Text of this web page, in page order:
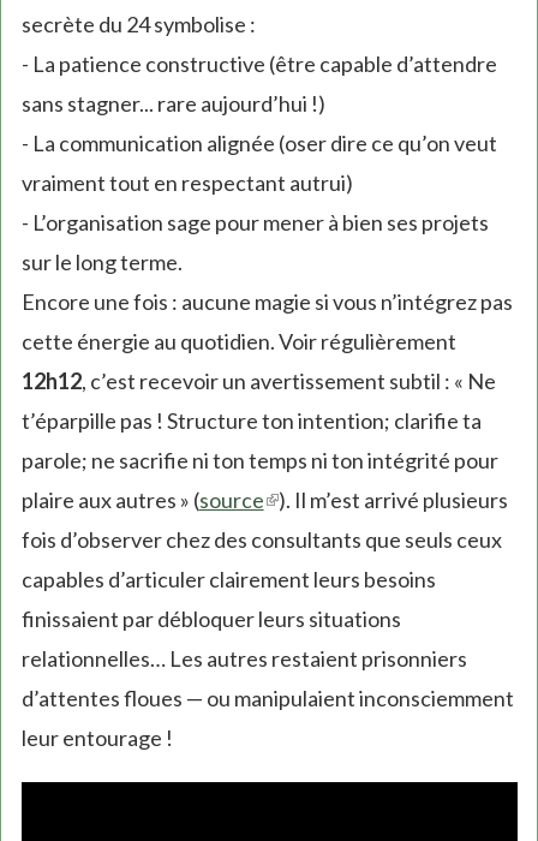
secrète du 24 symbolise :
- La patience constructive (être capable d’attendre
sans stagner... rare aujourd’hui !)
- La communication alignée (oser dire ce qu’on veut
vraiment tout en respectant autrui)
- L’organisation sage pour mener à bien ses projets
sur le long terme.
Encore une fois : aucune magie si vous n’intégrez pas
cette énergie au quotidien. Voir régulièrement
12h12, c’est recevoir un avertissement subtil : « Ne
t’éparpille pas ! Structure ton intention; clarifie ta
parole; ne sacrifie ni ton temps ni ton intégrité pour
plaire aux autres » (source(link
is
external)
). Il m’est arrivé plusieurs
fois d’observer chez des consultants que seuls ceux
capables d’articuler clairement leurs besoins
finissaient par débloquer leurs situations
relationnelles… Les autres restaient prisonniers
d’attentes floues — ou manipulaient inconsciemment
leur entourage !